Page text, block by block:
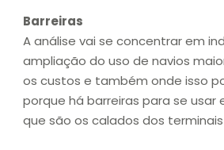
Barreiras
A análise vai se concentrar em
ampliação do uso de navios
os custos e também onde isso
porque há barreiras para se usar
que são os calados dos